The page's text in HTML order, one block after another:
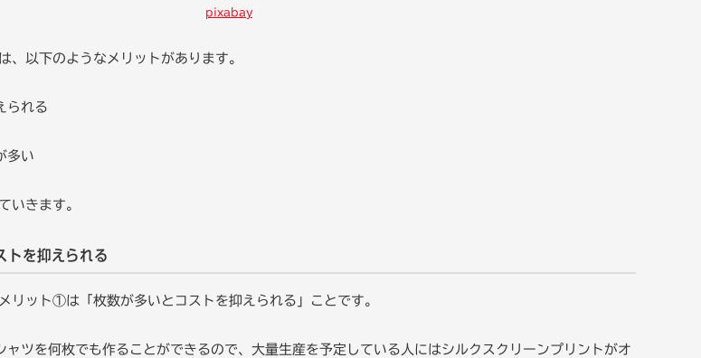
pixabay
、以下のようなメリットがあります。
られる
多い
いきます。
トを抑えられる
リット①は「枚数が多いとコストを抑えられる」ことです。
ャツを何枚でも作ることができるので、大量生産を予定している人にはシルクスクリーンプリントがオ